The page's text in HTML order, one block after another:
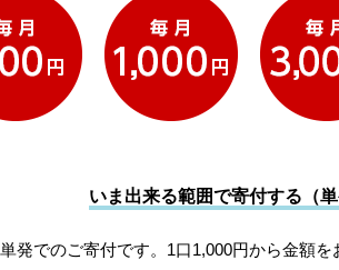
いま出来る範囲で寄付する（単
単発でのご寄付です。1口1,000円から金額を